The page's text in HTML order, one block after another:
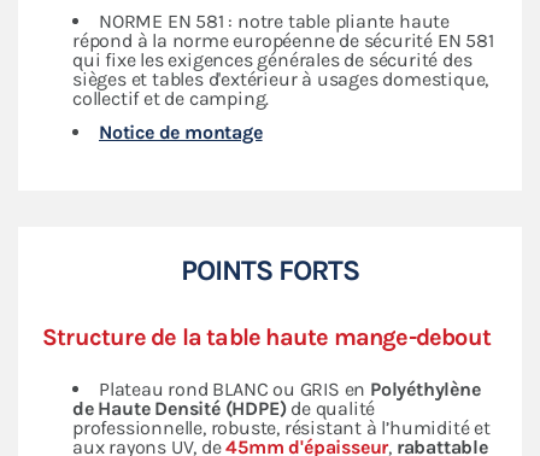
NORME EN 581 : notre table pliante haute
répond à la norme européenne de sécurité EN 581
qui fixe les exigences générales de sécurité des
sièges et tables d'extérieur à usages domestique,
collectif et de camping.
Notice de montage
POINTS FORTS
Structure de la table haute mange-debout
Plateau rond BLANC ou GRIS en Polyéthylène
de Haute Densité (HDPE)de qualité
professionnelle, robuste, résistant à l’humidité et
aux rayons UV, de45mm d'épaisseur, rabattable